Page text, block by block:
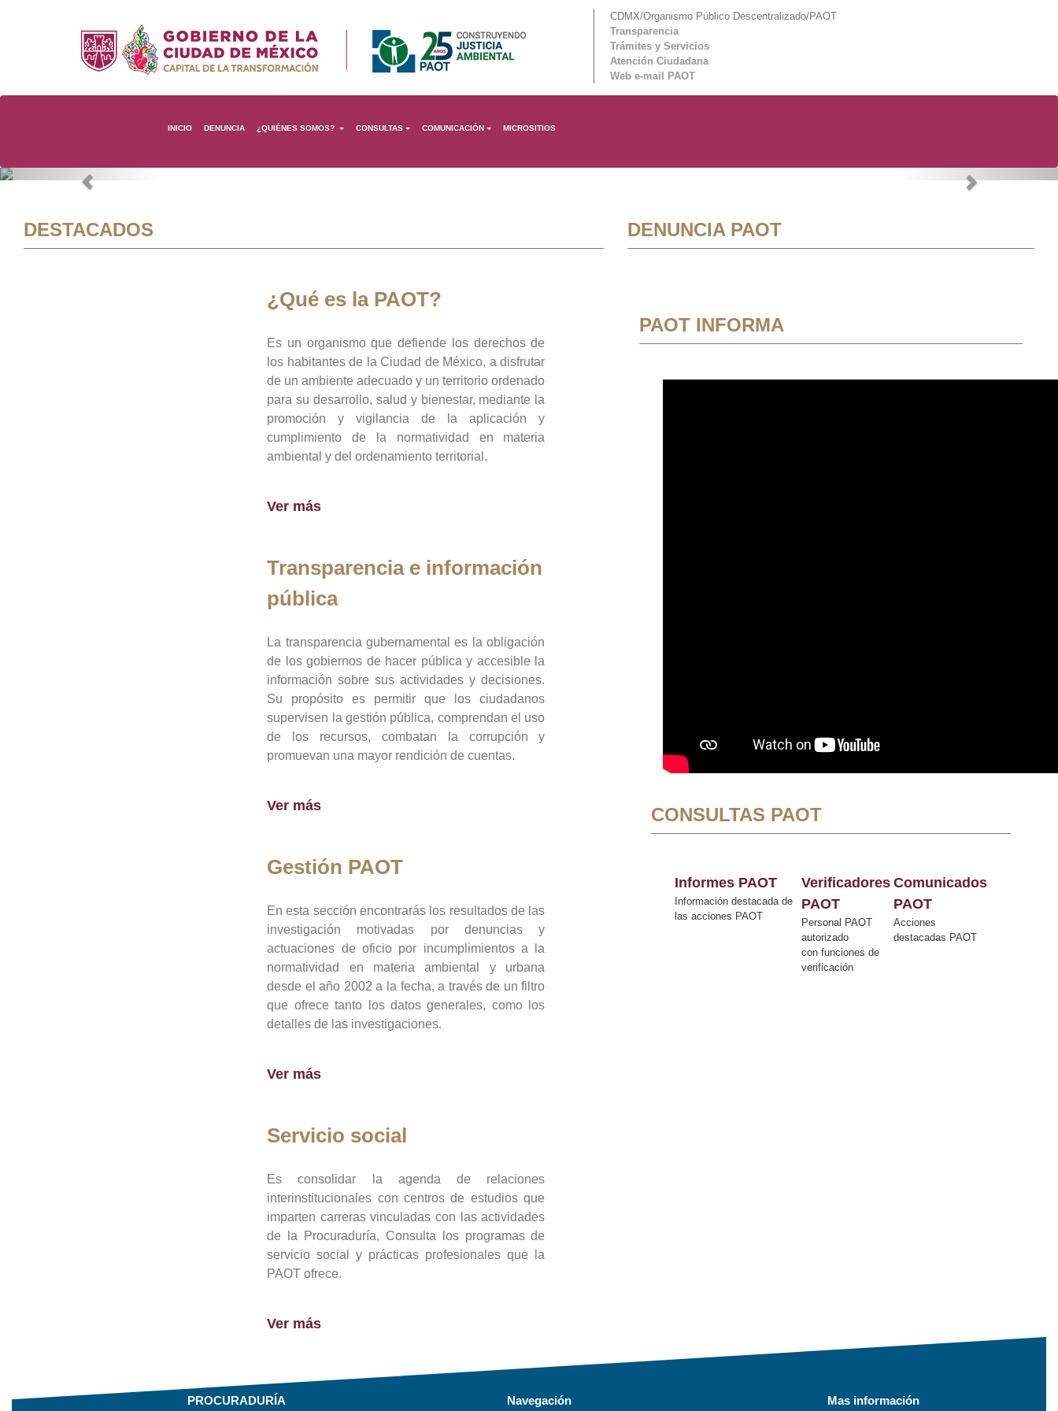
CDMX/Organismo Público Descentralizado/PAOT
Transparencia
Trámites y Servicios
Atención Ciudadana
Web e-mail PAOT
INICIO DENUNCIA ¿QUIÉNES SOMOS? CONSULTAS COMUNICACIÓN MICROSITIOS
Previous Next
DESTACADOS
¿Qué es la PAOT?
Es un organismo que defiende los derechos de
los habitantes de la Ciudad de México, a disfrutar
de un ambiente adecuado y un territorio ordenado
para su desarrollo, salud y bienestar, mediante la
promoción y vigilancia de la aplicación y
cumplimiento de la normatividad en materia
ambiental y del ordenamiento territorial.
Ver más
Transparencia e información
pública
La transparencia gubernamental es la obligación
de los gobiernos de hacer pública y accesible la
información sobre sus actividades y decisiones.
Su propósito es permitir que los ciudadanos
supervisen la gestión pública, comprendan el uso
de los recursos, combatan la corrupción y
promuevan una mayor rendición de cuentas.
Ver más
Gestión PAOT
En esta sección encontrarás los resultados de las
investigación motivadas por denuncias y
actuaciones de oficio por incumplimientos a la
normatividad en materia ambiental y urbana
desde el año 2002 a la fecha, a través de un filtro
que ofrece tanto los datos generales, como los
detalles de las investigaciones.
Ver más
Servicio social
Es consolidar la agenda de relaciones
interinstitucionales con centros de estudios que
imparten carreras vinculadas con las actividades
de la Procuraduría, Consulta los programas de
servicio social y prácticas profesionales que la
PAOT ofrece.
Ver más
DENUNCIA PAOT
PAOT INFORMA
CONSULTAS PAOT
Informes PAOT
Información destacada de
las acciones PAOT
Verificadores
PAOT
Personal PAOT
autorizado
con funciones de
verificación
Comunicados
PAOT
Acciones
destacadas PAOT
PROCURADURÍA Navegación Mas información